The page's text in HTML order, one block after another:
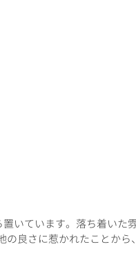
いています。落ち着いた
良さに惹かれたことから